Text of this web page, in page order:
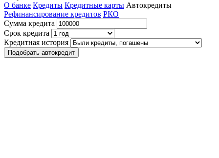
О банке Кредиты Кредитные карты Автокредиты
Рефинансирование кредитов РКО
Сумма кредита
Срок кредита
Кредитная история
Подобрать автокредит